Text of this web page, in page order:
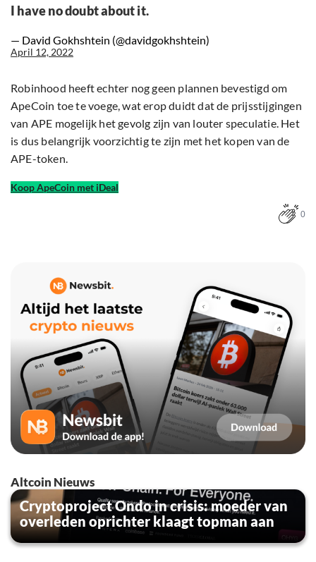
I have no doubt about it.
— David Gokhshtein (@davidgokhshtein)
April 12, 2022
Robinhood heeft echter nog geen plannen bevestigd om
ApeCoin toe te voege, wat erop duidt dat de prijsstijgingen
van APE mogelijk het gevolg zijn van louter speculatie. Het
is dus belangrijk voorzichtig te zijn met het kopen van de
APE-token.
Koop ApeCoin met iDeal
0
Altcoin Nieuws
Cryptoproject Ondo in crisis: moeder van
overleden oprichter klaagt topman aan